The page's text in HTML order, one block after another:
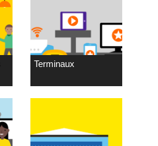
Terminaux